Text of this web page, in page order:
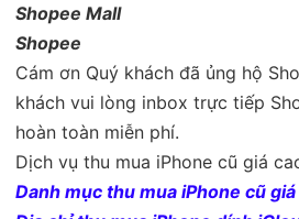
Shopee Mall
Shopee
Cám ơn Quý khách đã ủng hộ
khách vui lòng inbox trực tiếp
hoàn toàn miễn phí.
Dịch vụ thu mua iPhone cũ giá
Danh mục thu mua iPhone cũ